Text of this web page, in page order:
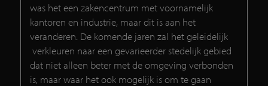
was het een zakencentrum met voornamelijk
kantoren en industrie, maar dit is aan het
veranderen. De komende jaren zal het geleidelijk
verkleuren naar een gevarieerder stedelijk gebied
dat niet alleen beter met de omgeving verbonden
is, maar waar het ook mogelijk is om te gaan